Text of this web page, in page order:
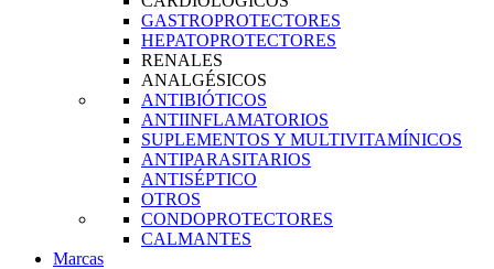
GASTROPROTECTORES
HEPATOPROTECTORES
RENALES
ANALGÉSICOS
ANTIBIÓTICOS
ANTIINFLAMATORIOS
SUPLEMENTOS Y MULTIVITAMÍNICOS
ANTIPARASITARIOS
ANTISÉPTICO
OTROS
CONDOPROTECTORES
CALMANTES
Marcas